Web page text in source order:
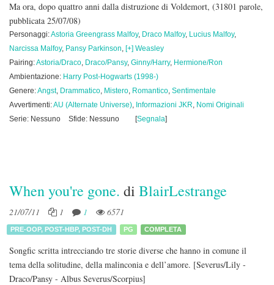
Ma ora, dopo quattro anni dalla distruzione di Voldemort, (31801 parole,
pubblicata 25/07/08)
Personaggi:Astoria Greengrass Malfoy, Draco Malfoy, Lucius Malfoy,
Narcissa Malfoy, Pansy Parkinson, [+] Weasley
Pairing:Astoria/Draco, Draco/Pansy, Ginny/Harry, Hermione/Ron
Ambientazione: Harry Post-Hogwarts (1998-)
Genere:Angst, Drammatico, Mistero, Romantico, Sentimentale
Avvertimenti:AU (Alternate Universe), Informazioni JKR, Nomi Originali
Serie: Nessuno
Sfide: Nessuno [Segnala]
When you're gone. di BlairLestrange
21/07/11 1 1 6571
PRE-OOP,POST-HBP,POST-DH PG COMPLETA
Songfic scritta intrecciando tre storie diverse che hanno in comune il
tema della solitudine, della malinconia e dell’amore. [Severus/Lily -
Draco/Pansy - Albus Severus/Scorpius]